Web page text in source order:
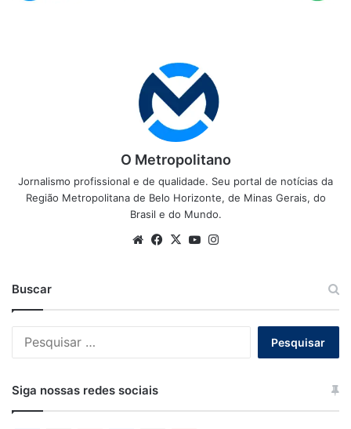
O Metropolitano
Jornalismo profissional e de qualidade. Seu portal de notícias da
Região Metropolitana de Belo Horizonte, de Minas Gerais, do
Brasil e do Mundo.
WebsiteFacebook
X YouTube
Buscar
Siga nossas redes sociais